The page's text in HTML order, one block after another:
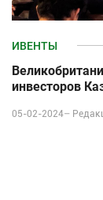
ИВЕНТЫ
инвесторов
05-02-2024–